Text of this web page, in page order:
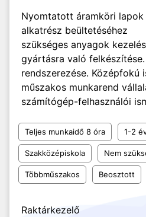
Nyomtatott áramköri lapok
alkatrész beültetéséhez
szükséges anyagok
gyártásra való
rendszerezése. Középfokú
műszakos munkarend
számítógép-felhasználói
Teljes munkaidő 8 óra 1-2
Szakközépiskola Nem
Többműszakos Beosztott
Raktárkezelő